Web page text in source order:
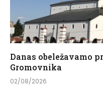
Danas obeležavamo
Gromovnika
02/08/2026